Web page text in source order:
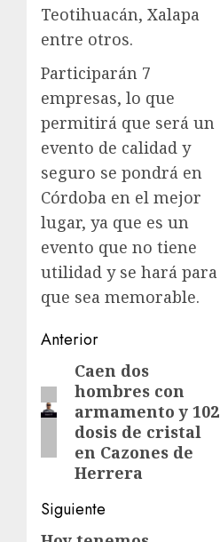
Teotihuacán, Xalapa
entre otros.
Participarán 7
empresas, lo que
permitirá que será un
evento de calidad y
seguro se pondrá en
Córdoba en el mejor
lugar, ya que es un
evento que no tiene
utilidad y se hará para
que sea memorable.
Navegación
entradas
Anterior
Entrada
anterior:
Caen dos
hombres con
armamento y 102
dosis de cristal
en Cazones de
Herrera
Siguiente